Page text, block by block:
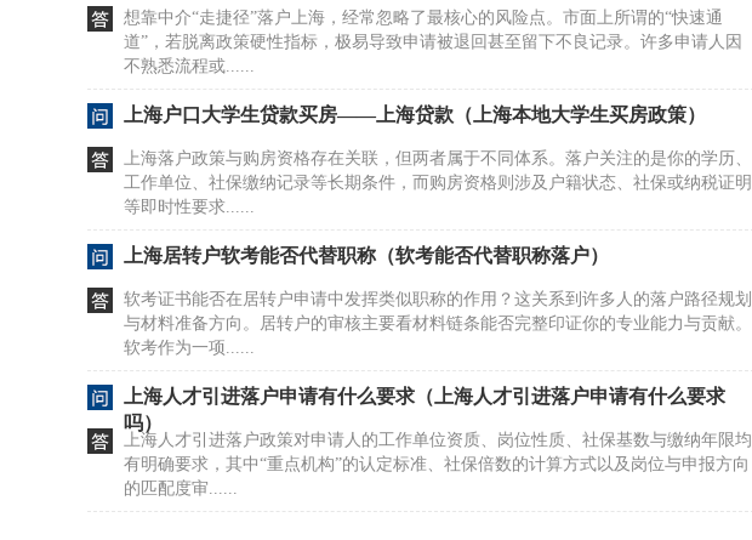
想靠中介“走捷径”落户上海，经常忽略了最核心的风险点。市面上所谓的“快速通
道”，若脱离政策硬性指标，极易导致申请被退回甚至留下不良记录。许多申请人因
不熟悉流程或......
上海户口大学生贷款买房——上海贷款（上海本地大学生买房政策）
上海落户政策与购房资格存在关联，但两者属于不同体系。落户关注的是你的学历、
工作单位、社保缴纳记录等长期条件，而购房资格则涉及户籍状态、社保或纳税证明
等即时性要求......
上海居转户软考能否代替职称（软考能否代替职称落户）
软考证书能否在居转户申请中发挥类似职称的作用？这关系到许多人的落户路径规划
与材料准备方向。居转户的审核主要看材料链条能否完整印证你的专业能力与贡献。
软考作为一项......
上海人才引进落户申请有什么要求（上海人才引进落户申请有什么要求
吗）
上海人才引进落户政策对申请人的工作单位资质、岗位性质、社保基数与缴纳年限均
有明确要求，其中“重点机构”的认定标准、社保倍数的计算方式以及岗位与申报方向
的匹配度审......